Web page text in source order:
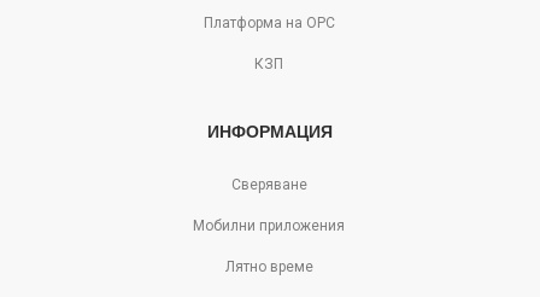
Платформа на ОРС
КЗП
ИНФОРМАЦИЯ
Сверяване
Мобилни приложения
Лятно време